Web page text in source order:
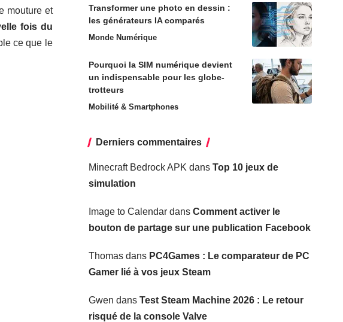
mouture et
fois du
ce que le
Transformer une photo en dessin :
les générateurs IA comparés
Monde Numérique
Pourquoi la SIM numérique devient
un indispensable pour les globe-
trotteurs
Mobilité & Smartphones
Derniers commentaires
Minecraft Bedrock APK dans Top 10 jeux de
simulation
Image to Calendardans Comment activer le
bouton de partage sur une publication Facebook
Thomasdans PC4Games : Le comparateur de PC
Gamer lié à vos jeux Steam
Gwen dans Test Steam Machine 2026 : Le retour
risqué de la console Valve